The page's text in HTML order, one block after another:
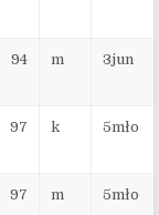
94 m 3jun
97 k 5mło
97 m 5mło